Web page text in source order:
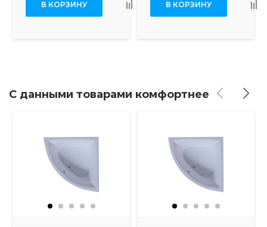
В КОРЗИНУ В КОРЗИНУ
С данными товарами комфортнее